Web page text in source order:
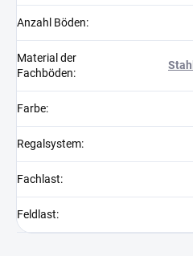
Anzahl Böden:
Material der
Fachböden:
Farbe:
Regalsystem:
Fachlast:
Feldlast: